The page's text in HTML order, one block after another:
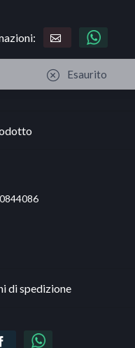
Esaurito
di spedizione